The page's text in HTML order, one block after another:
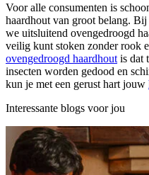
Voor alle consumenten is
haardhout van groot belang.
we uitsluitend ovengedroogd
veilig kunt stoken zonder rook
ovengedroogd haardhout is dat
insecten worden gedood en
kun je met een gerust hart jouw
Interessante blogs voor jou